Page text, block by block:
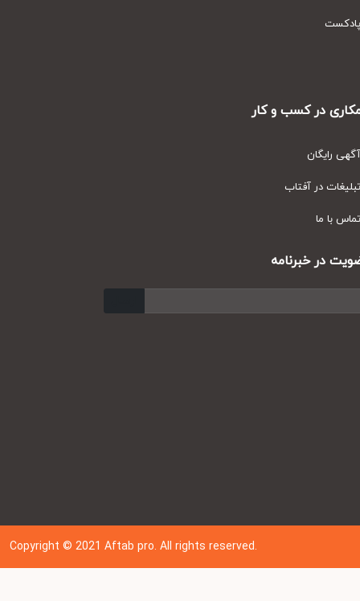
در کسب و کار
رایگان
در آفتاب
با ما
در خبرنامه
Copyright © 202 1Aftab pro. All rights reserved.